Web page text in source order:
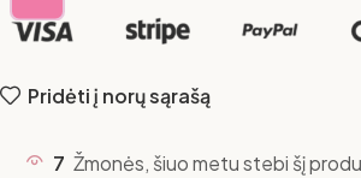
Pridėti į norų sąrašą
7 Žmonės, šiuo metu stebi šį